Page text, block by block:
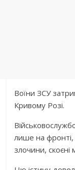
Воїни ЗСУ
Кривому Розі.
лише на
злочини,